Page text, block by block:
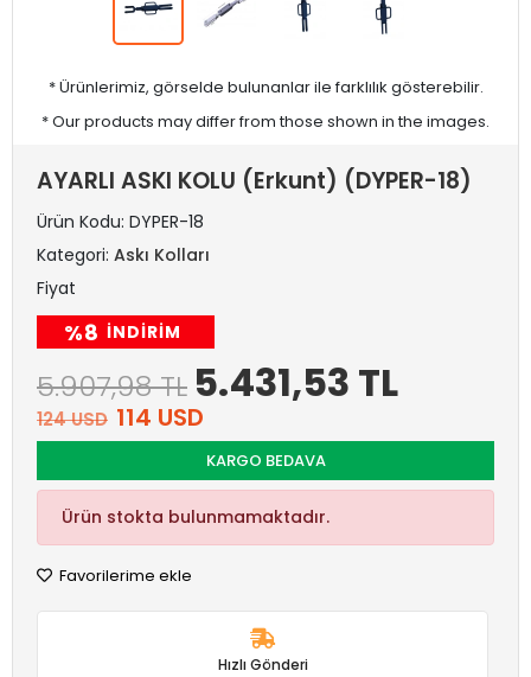
* Ürünlerimiz, görselde bulunanlar ile farklılık gösterebilir.
* Our products may differ from those shown in the images.
AYARLI ASKI KOLU (Erkunt) (DYPER-18)
Ürün Kodu: DYPER-18
Kategori: Askı Kolları
Fiyat
%8 INDIRIM
5.907,98 TL 5.431,53 TL
124 USD 114 USD
KARGO BEDAVA
Ürün stokta bulunmamaktadır.
Favorilerime ekle
Hızlı Gönderi